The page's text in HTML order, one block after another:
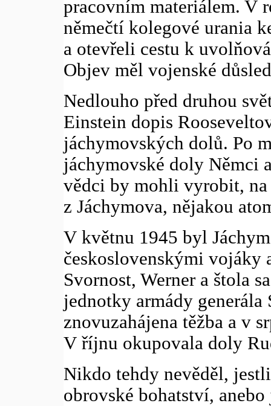
pracovním materiálem. V
němečtí kolegové urania
a otevřeli cestu k
Objev měl vojenské
Nedlouho před druhou
Einstein dopis
jáchymovských dolů. Po
jáchymovské doly Němci
vědci by mohli vyrobit, na
z Jáchymova, nějakou
V květnu 1945 byl
československými vojáky
Svornost, Werner a štola
jednotky armády
znovuzahájena těžba a v
V říjnu okupovala doly
Nikdo tehdy nevěděl,
obrovské bohatství,